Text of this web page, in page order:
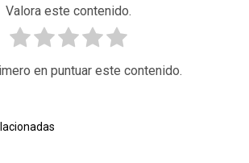
Valora este contenido.
en puntuar este contenido.